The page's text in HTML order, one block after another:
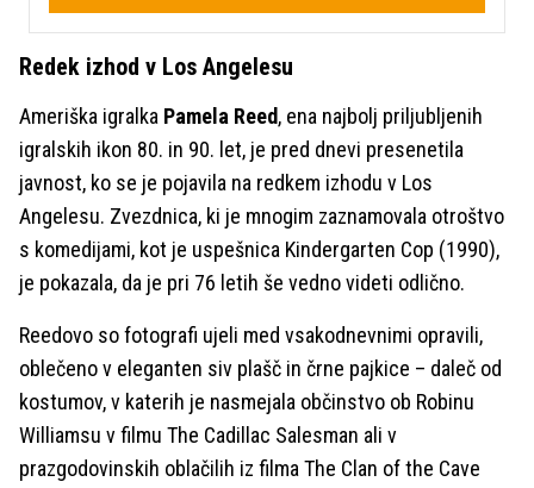
Redek izhod v Los Angelesu
Ameriška igralka Pamela Reed, ena najbolj priljubljenih
igralskih ikon 80. in 90. let, je pred dnevi presenetila
javnost, ko se je pojavila na redkem izhodu v Los
Angelesu. Zvezdnica, ki je mnogim zaznamovala otroštvo
s komedijami, kot je uspešnica Kindergarten Cop (1990),
je pokazala, da je pri 76 letih še vedno videti odlično.
Reedovo so fotografi ujeli med vsakodnevnimi opravili,
oblečeno v eleganten siv plašč in črne pajkice – daleč od
kostumov, v katerih je nasmejala občinstvo ob Robinu
Williamsu v filmu The Cadillac Salesman ali v
prazgodovinskih oblačilih iz filma The Clan of the Cave